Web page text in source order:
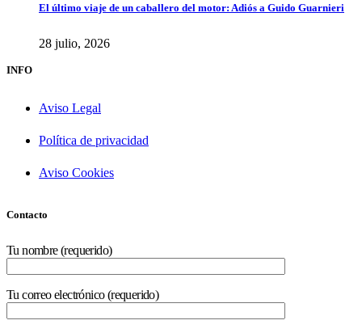
El último viaje de un caballero del motor: Adiós a Guido Guarnieri
28 julio, 2026
INFO
Aviso Legal
Política de privacidad
Aviso Cookies
Contacto
Tu nombre (requerido)
Tu correo electrónico (requerido)